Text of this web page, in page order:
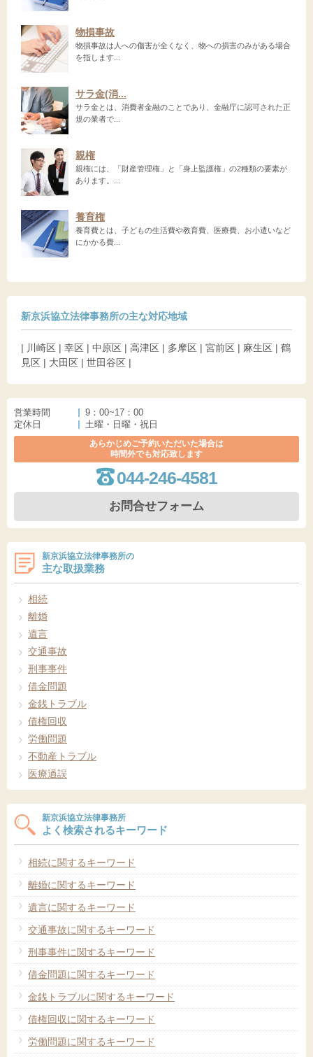
物損事故
物損事故は人への傷害が全くなく、物への損害のみがある場合
を指します...
サラ金(消...
サラ金とは、消費者金融のことであり、金融庁に認可された正
規の業者で...
親権
親権には、「財産管理権」と「身上監護権」の2種類の要素が
あります。...
養育権
養育費とは、子どもの生活費や教育費、医療費、お小遣いなど
にかかる費...
新京浜協立法律事務所の主な対応地域
| 川崎区 | 幸区 | 中原区 | 高津区 | 多摩区 | 宮前区 | 麻生区 | 鶴
見区 | 大田区 | 世田谷区 |
営業時間
9：00~17：00
定休日
土曜・日曜・祝日
あらかじめご予約いただいた場合は
時間外でも対応致します
044-246-4581
お問合せフォーム
新京浜協立法律事務所の
主な取扱業務
相続
離婚
遺言
交通事故
刑事事件
借金問題
金銭トラブル
債権回収
労働問題
不動産トラブル
医療過誤
新京浜協立法律事務所
よく検索されるキーワード
相続に関するキーワード
離婚に関するキーワード
遺言に関するキーワード
交通事故に関するキーワード
刑事事件に関するキーワード
借金問題に関するキーワード
金銭トラブルに関するキーワード
債権回収に関するキーワード
労働問題に関するキーワード